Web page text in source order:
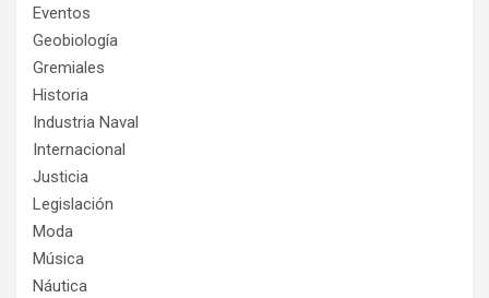
Eventos
Geobiología
Gremiales
Historia
Industria Naval
Internacional
Justicia
Legislación
Moda
Música
Náutica